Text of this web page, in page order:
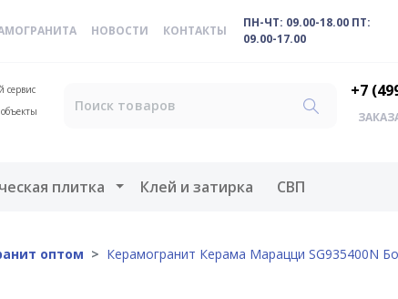
НОВОСТИ КОНТАКТЫ
ПН-ЧТ: 09.00-18.00 ПТ:
09.00-17.00
сервис
+7
плитка Открыть меню
Клей и затирка СВП
оптом Керамогранит Керама Марацци SG935400N